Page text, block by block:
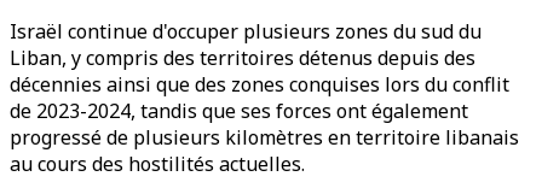
Israël continue d'occuper plusieurs zones du sud du
Liban, y compris des territoires détenus depuis des
décennies ainsi que des zones conquises lors du conflit
de 2023-2024, tandis que ses forces ont également
progressé de plusieurs kilomètres en territoire libanais
au cours des hostilités actuelles.